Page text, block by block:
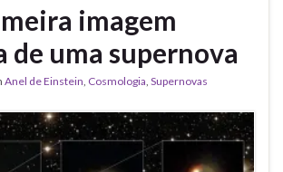
imagem
de uma supernova
Anel de Einstein, Cosmologia, Supernovas